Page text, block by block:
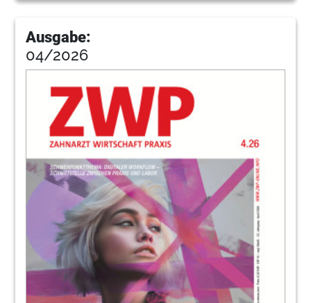
Implantologie für Einsteiger und Experten
Jürgen Isbaner im Gespräch
Straumann und Z-Systems bilden
Partnerschaft für Angebot an
Keramikimplantaten
Redaktion
74 Japanische Innovationsschmiede für High-
End-Instrumente
Kerstin Oesterreich
Brandschutz und Notfallmanagement in
der Zahnarztpraxis
78
Innovativ statt invasiv
Katja Mannteufel
Ausgabe:
04/2026